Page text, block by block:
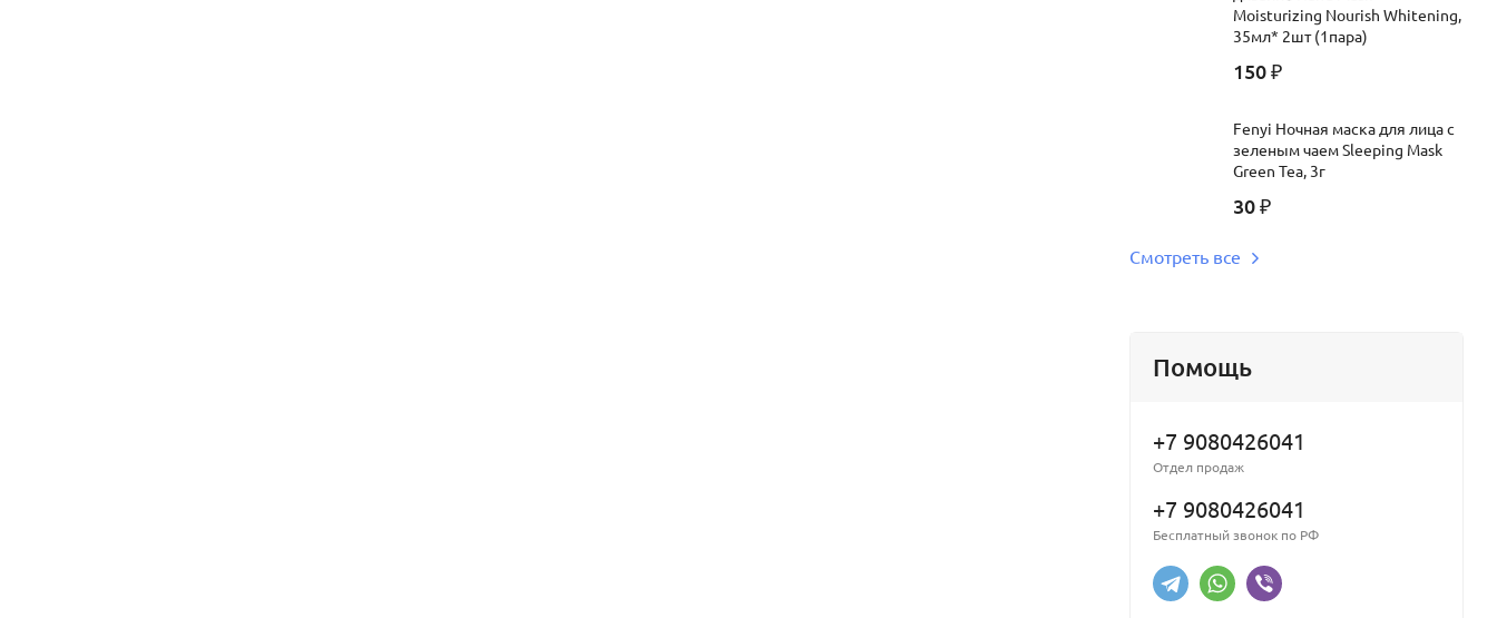
Moisturizing Nourish Whitening,
35мл* 2шт (1пара)
150 ₽
Fenyi Ночная маска для лица с
зеленым чаем Sleeping Mask
Green Tea, 3г
30 ₽
Смотреть все
Помощь
+7 9080426041
Отдел продаж
+7 9080426041
Бесплатный звонок по РФ